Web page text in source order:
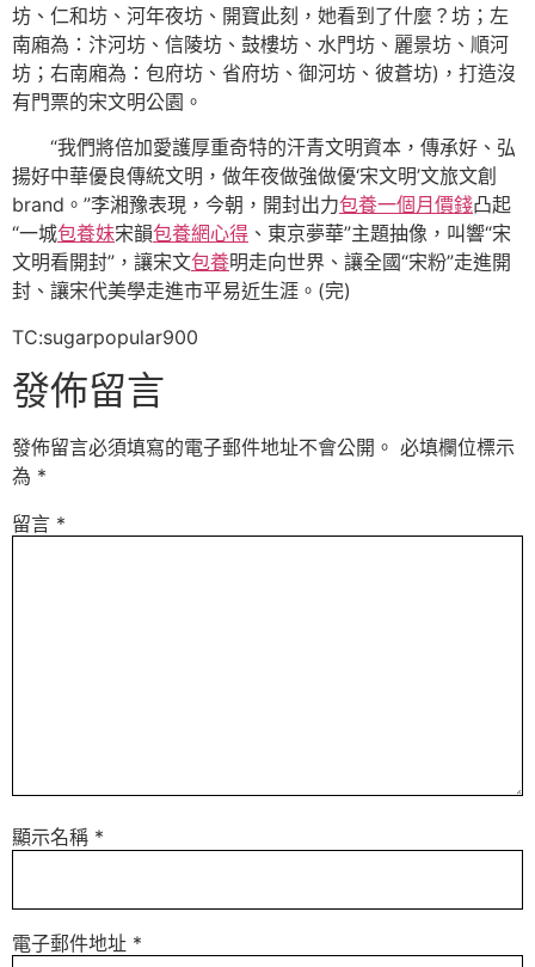
坊、仁和坊、河年夜坊、開寶此刻，她看到了什麼？坊；左
南廂為：汴河坊、信陵坊、鼓樓坊、水門坊、麗景坊、順河
坊；右南廂為：包府坊、省府坊、御河坊、彼蒼坊)，打造沒
有門票的宋文明公園。
“我們將倍加愛護厚重奇特的汗青文明資本，傳承好、弘
揚好中華優良傳統文明，做年夜做強做優‘宋文明’文旅文創
brand。”李湘豫表現，今朝，開封出力包養一個月價錢凸起
“一城包養妹宋韻包養網心得 、東京夢華”主題抽像，叫響“宋
文明看開封”，讓宋文包養明走向世界、讓全國“宋粉”走進開
封、讓宋代美學走進市平易近生涯。(完)
TC:sugarpopular900
發佈留言
發佈留言必須填寫的電子郵件地址不會公開。 必填欄位標示
為 *
留言 *
顯示名稱 *
電子郵件地址 *